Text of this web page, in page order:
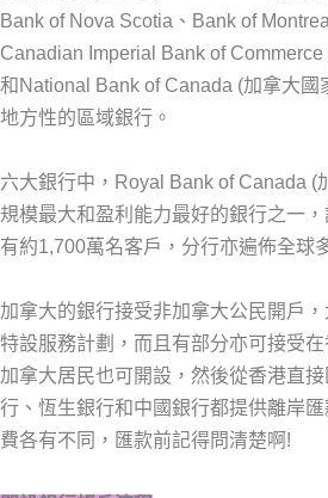
Bank of Nova Scotia、Bank of
Canadian Imperial Bank of
和National Bank of Canada (加拿大國
地方性的區域銀行。
六大銀行中，Royal Bank of Canada (
規模最大和盈利能力最好的銀行之一
有約1,700萬名客戶，分行亦遍佈全球
加拿大的銀行接受非加拿大公民開戶
特設服務計劃，而且有部分亦可接受
加拿大居民也可開設，然後從香港直
行、恆生銀行和中國銀行都提供離岸
費各有不同，匯款前記得問清楚啊!